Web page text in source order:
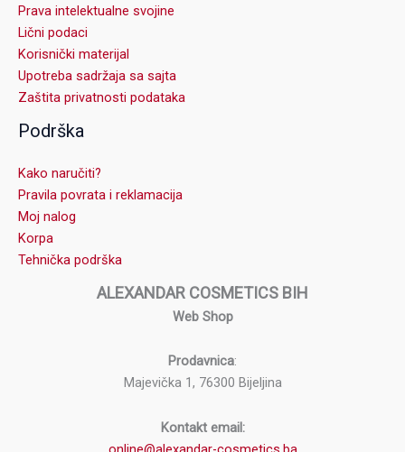
Prava intelektualne svojine
Lični podaci
Korisnički materijal
Upotreba sadržaja sa sajta
Zaštita privatnosti podataka
Podrška
Kako naručiti?
Pravila povrata i reklamacija
Moj nalog
Korpa
Tehnička podrška
ALEXANDAR COSMETICS BIH
Web Shop
Prodavnica:
Majevička 1, 76300 Bijeljina
Kontakt email: